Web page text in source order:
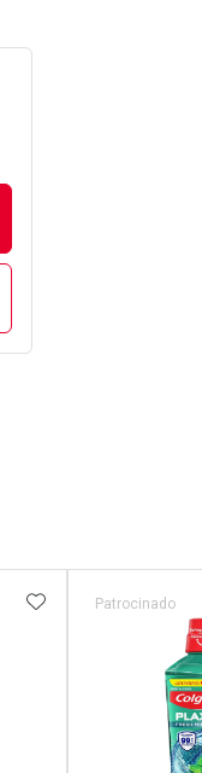
ADICIONAR AOS
Patrocinado